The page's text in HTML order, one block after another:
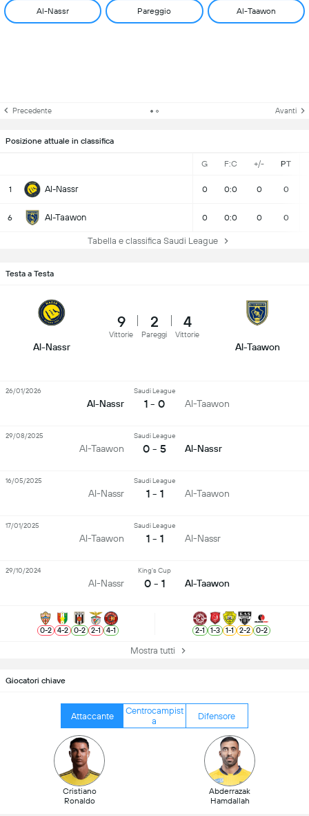
Al-Nassr Pareggio Al-Taawon
Precedente Avanti
Posizione attuale in classifica
G F:C +/- PT
1 Al-Nassr 0 0:0 0 0
6 Al-Taawon 0 0:0 0 0
Tabella e classifica Saudi League
Giocatori chiave
Attaccante
Centrocampist
a
Difensore
Cristiano
Ronaldo
Abderrazak
Hamdallah
Testa a Testa
Al-Nassr
9
Vittorie
2
Pareggi
4
Vittorie
Al-Taawon
Al-Nassr
Saudi League
1 - 0 Al-Taawon
26/01/2026
Al-Taawon
Saudi League
0 - 5 Al-Nassr
29/08/2025
Al-Nassr
Saudi League
1 - 1 Al-Taawon
16/05/2025
Al-Taawon
Saudi League
1 - 1 Al-Nassr
17/01/2025
Al-Nassr
King's Cup
0 - 1 Al-Taawon
29/10/2024
0-2 4-2 0-2 2-1 4-1 2-1 1-3 1-1 2-2 0-2
Mostra tutti